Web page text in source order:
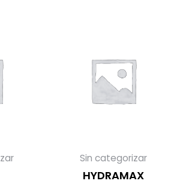
Sin categorizar
HYDRAMAX